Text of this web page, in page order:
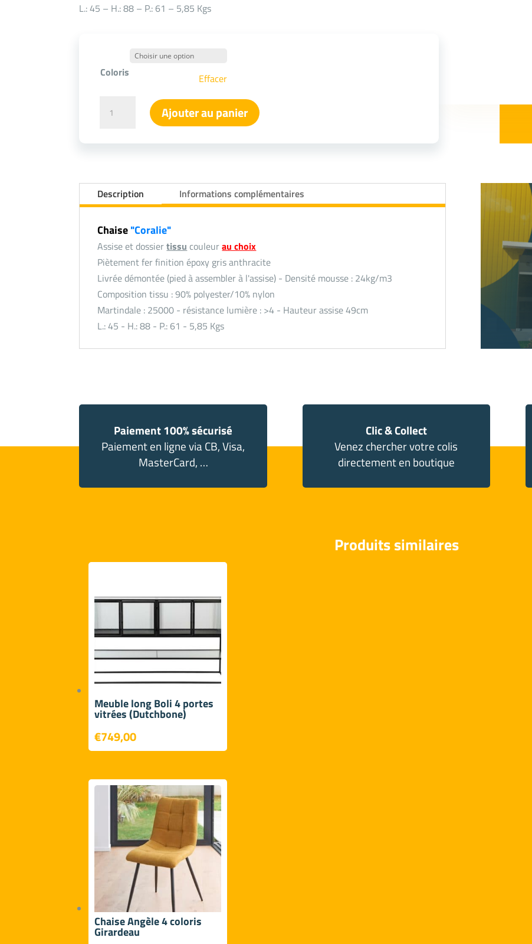
L.: 45 – H.: 88 – P.: 61 – 5,85 Kgs
Coloris
Effacer
tissu
8
(Girardeau)
Ajouter au panier
Description Informations complémentaires
Chaise"Coralie"
Assise et dossiertissu couleurau choix
Piètement fer finition époxy gris anthracite
Livrée démontée (pied à assembler à l'assise) - Densité mousse : 24kg/m3
Composition tissu : 90% polyester/10% nylon
Martindale : 25000 - résistance lumière : >4 - Hauteur assise 49cm
L.: 45 - H.: 88 - P.: 61 - 5,85 Kgs
Paiement 100% sécurisé
Paiement en ligne via CB, Visa,
MasterCard, …
Clic & Collect
Venez chercher votre colis
directement en boutique
Produits similaires
Meuble long Boli 4 portes
vitrées (Dutchbone)
€749,00
Chaise Angèle 4 coloris
Girardeau